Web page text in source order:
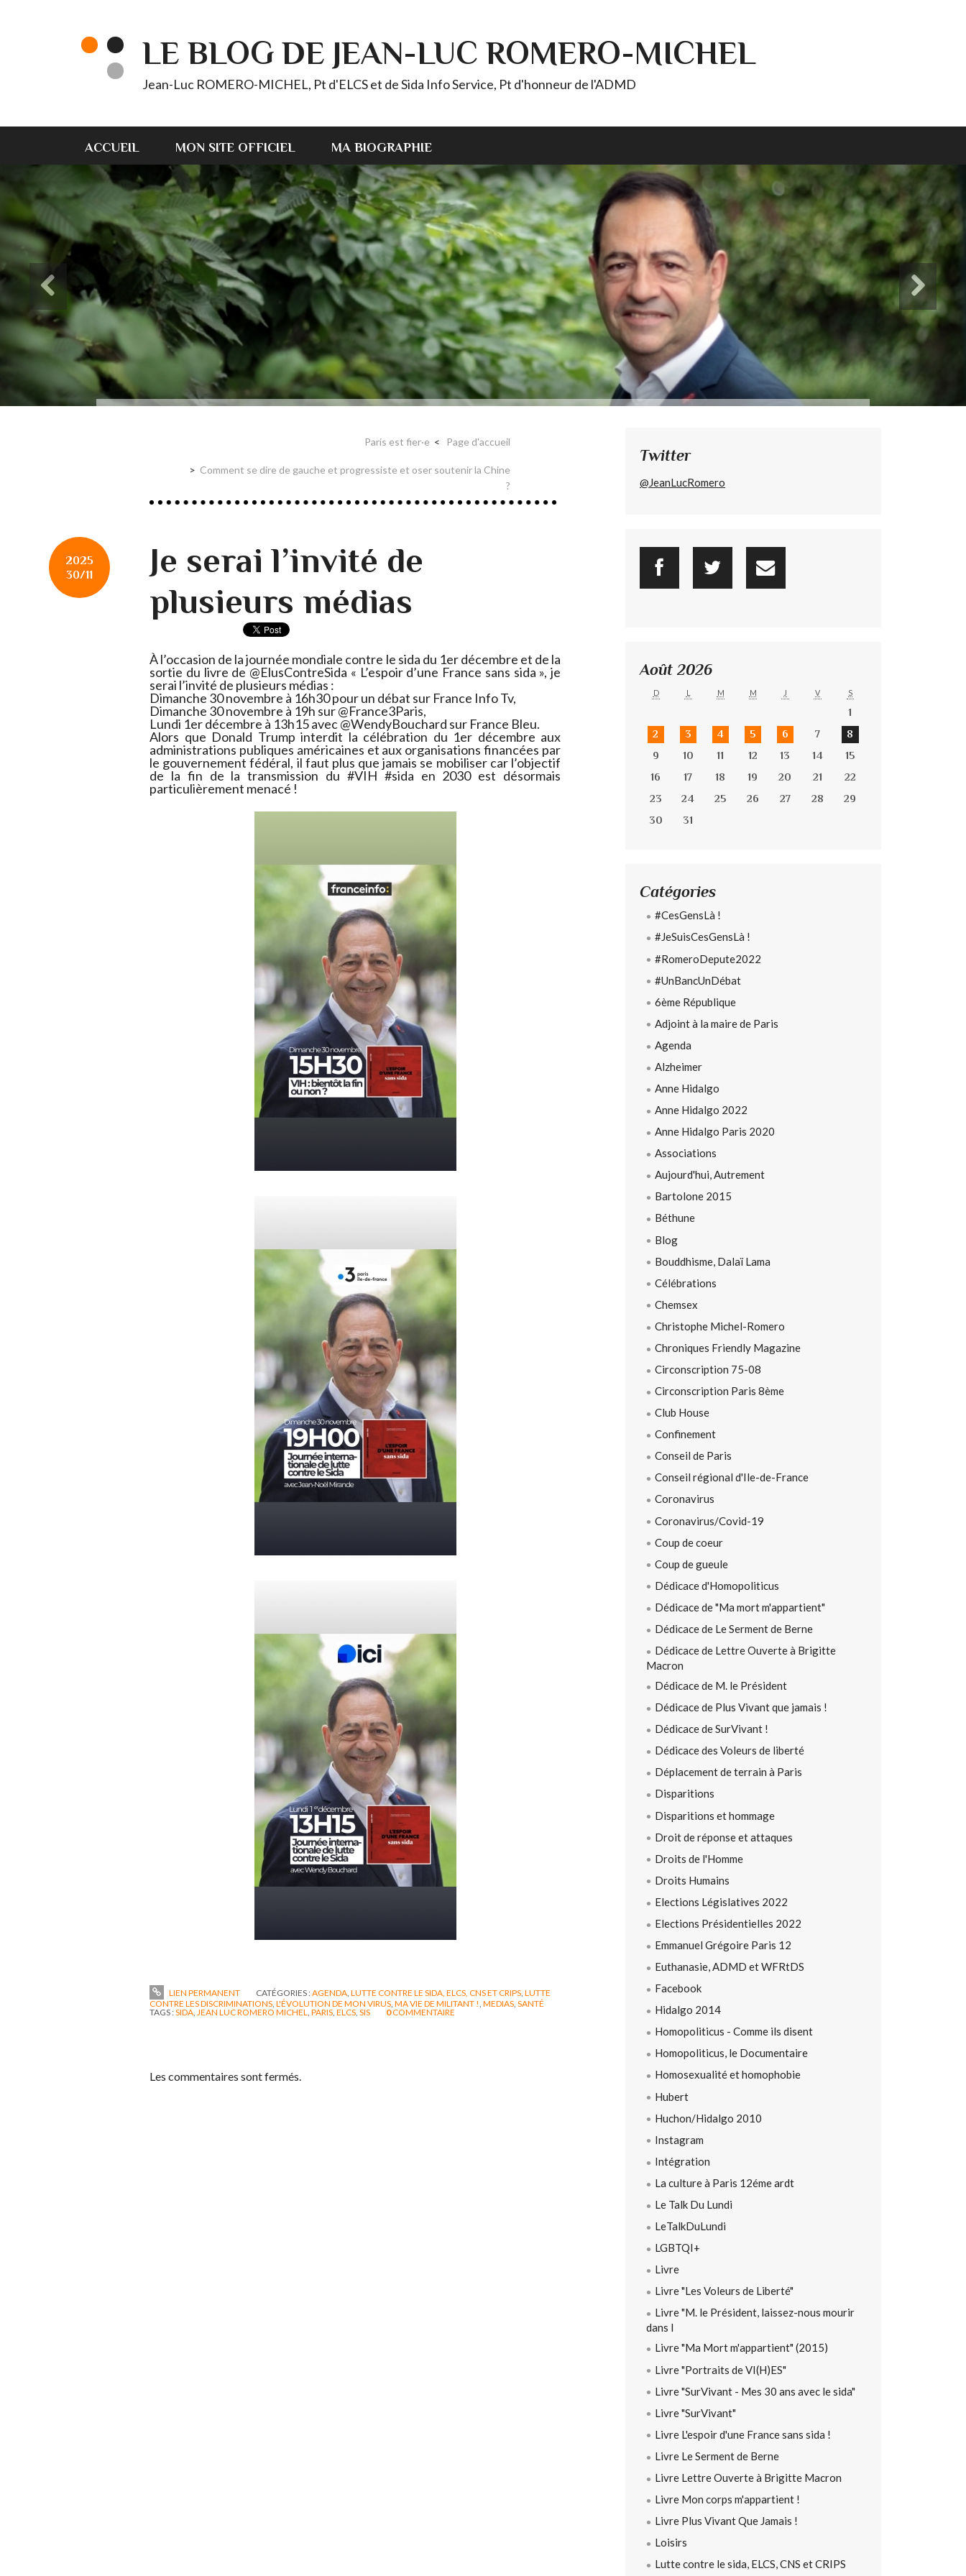
LE BLOG DE JEAN-LUC ROMERO-MICHEL
Jean-Luc ROMERO-MICHEL, Pt d'ELCS et de Sida Info Service, Pt d'honneur de l'ADMD
ACCUEIL MON SITE OFFICIEL MA BIOGRAPHIE
Paris est fier·e Page d'accueil
Comment se dire de gauche et progressiste et oser soutenir la Chine
?
2025
30/11
Je serai l’invité de
plusieurs médias
À l’occasion de la journée mondiale contre le sida du 1er décembre et de la
sortie du livre de @ElusContreSida « L’espoir d’une France sans sida », je
serai l’invité de plusieurs médias :
Dimanche 30 novembre à 16h30 pour un débat sur France Info Tv,
Dimanche 30 novembre à 19h sur @France3Paris,
Lundi 1er décembre à 13h15 avec @WendyBouchard sur France Bleu.
Alors que Donald Trump interdit la célébration du 1er décembre aux
administrations publiques américaines et aux organisations financées par
le gouvernement fédéral, il faut plus que jamais se mobiliser car l’objectif
de la fin de la transmission du #VIH #sida en 2030 est désormais
particulièrement menacé !
LIEN PERMANENT CATÉGORIES :AGENDA, LUTTE CONTRE LE SIDA, ELCS, CNS ET CRIPS, LUTTE
CONTRE LES DISCRIMINATIONS L'ÉVOLUTION DE MON VIRUS MA VIE DE MILITANT ! MEDIAS SANTÉ
TAGS :SIDA JEAN LUC ROMERO MICHEL PARIS ELCS SIS 0COMMENTAIRE
Les commentaires sont fermés.
Twitter
@JeanLucRomero
Août 2026
D L M M J V S
1
2
3 4 5 6 7
8
9
10 11 12 13 14
15
16
17 18 19 20 21
22
23
24 25 26 27 28
29
30
31
Catégories
#CesGensLà !
#JeSuisCesGensLà !
#RomeroDepute2022
#UnBancUnDébat
6ème République
Adjoint à la maire de Paris
Agenda
Alzheimer
Anne Hidalgo
Anne Hidalgo 2022
Anne Hidalgo Paris 2020
Associations
Aujourd'hui, Autrement
Bartolone 2015
Béthune
Blog
Bouddhisme, Dalaï Lama
Célébrations
Chemsex
Christophe Michel-Romero
Chroniques Friendly Magazine
Circonscription 75-08
Circonscription Paris 8ème
Club House
Confinement
Conseil de Paris
Conseil régional d'Ile-de-France
Coronavirus
Coronavirus/Covid-19
Coup de coeur
Coup de gueule
Dédicace d'Homopoliticus
Dédicace de "Ma mort m'appartient"
Dédicace de Le Serment de Berne
Dédicace de Lettre Ouverte à Brigitte
Macron
Dédicace de M. le Président
Dédicace de Plus Vivant que jamais !
Dédicace de SurVivant !
Dédicace des Voleurs de liberté
Déplacement de terrain à Paris
Disparitions
Disparitions et hommage
Droit de réponse et attaques
Droits de l'Homme
Droits Humains
Elections Législatives 2022
Elections Présidentielles 2022
Emmanuel Grégoire Paris 12
Euthanasie, ADMD et WFRtDS
Facebook
Hidalgo 2014
Homopoliticus - Comme ils disent
Homopoliticus, le Documentaire
Homosexualité et homophobie
Hubert
Huchon/Hidalgo 2010
Instagram
Intégration
La culture à Paris 12éme ardt
Le Talk Du Lundi
LeTalkDuLundi
LGBTQI+
Livre
Livre "Les Voleurs de Liberté"
Livre "M. le Président, laissez-nous mourir
dans l
Livre "Ma Mort m'appartient" (2015)
Livre "Portraits de VI(H)ES"
Livre "SurVivant - Mes 30 ans avec le sida"
Livre "SurVivant"
Livre L'espoir d'une France sans sida !
Livre Le Serment de Berne
Livre Lettre Ouverte à Brigitte Macron
Livre Mon corps m'appartient !
Livre Plus Vivant Que Jamais !
Loisirs
Lutte contre le sida, ELCS, CNS et CRIPS